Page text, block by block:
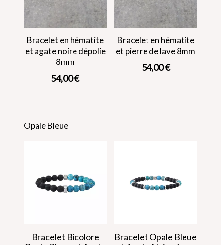
Bracelet en hématite
et agate noire dépolie
8mm
54,00€
Bracelet en hématite
et pierre de lave 8mm
54,00€
Opale Bleue
Bracelet Bicolore
Bracelet Opale Bleue